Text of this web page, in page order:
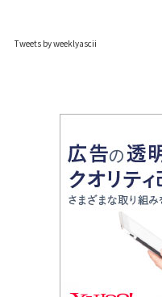
Tweets by weeklyascii